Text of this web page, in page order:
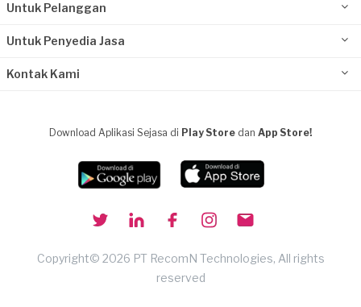
Untuk Pelanggan
Untuk Penyedia Jasa
Kontak Kami
Download Aplikasi Sejasa di Play Store dan App Store!
Copyright© 2026 PT RecomN Technologies, All rights
reserved